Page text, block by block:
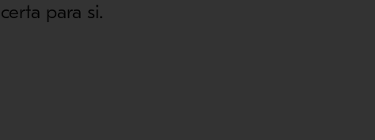
para si.